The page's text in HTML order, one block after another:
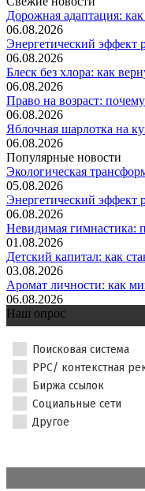
Дорожная адаптация:
06.08.2026
Энергетический эффект
06.08.2026
Блеск без хлора: как
06.08.2026
Право на возраст:
06.08.2026
Яблочная шарлотка на
06.08.2026
Популярные новости
Экологическая
05.08.2026
Энергетический эффект
06.08.2026
Невидимая гимнастика:
01.08.2026
Детский капитал: как
03.08.2026
Аромат личности: как
06.08.2026
Наш опрос
Поисковая система
PPC/ контекстная
Биржа ссылок
Социальные сети
Другое